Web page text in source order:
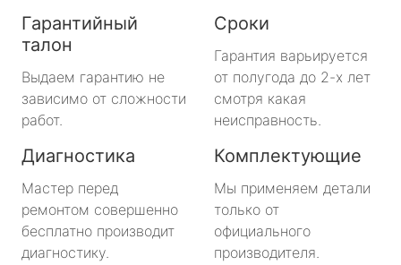
Гарантийный
талон
Выдаем гарантию не
зависимо от сложности
работ.
Сроки
Гарантия варьируется
от полугода до 2-х лет
смотря какая
неисправность.
Диагностика
Мастер перед
ремонтом совершенно
бесплатно производит
диагностику.
Комплектующие
Мы применяем детали
только от
официального
производителя.